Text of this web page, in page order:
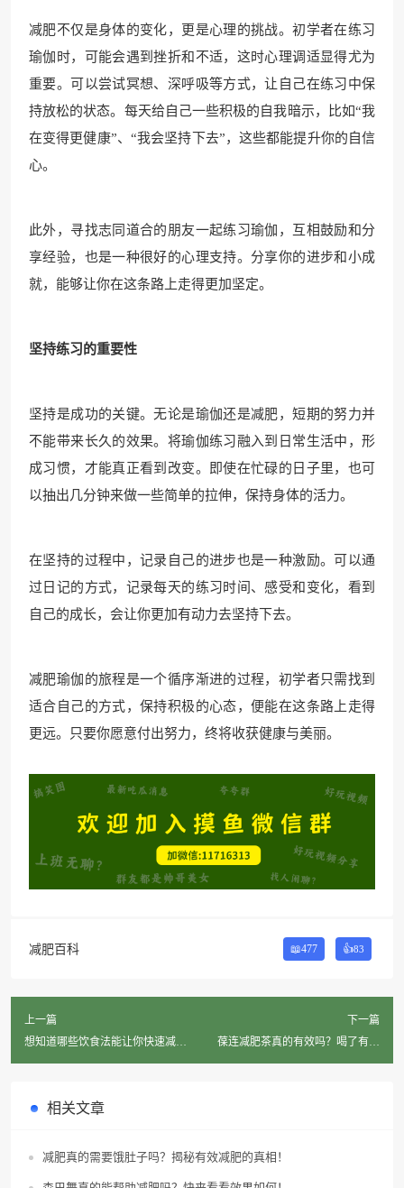
减肥不仅是身体的变化，更是心理的挑战。初学者在练习
瑜伽时，可能会遇到挫折和不适，这时心理调适显得尤为
重要。可以尝试冥想、深呼吸等方式，让自己在练习中保
持放松的状态。每天给自己一些积极的自我暗示，比如“我
在变得更健康”、“我会坚持下去”，这些都能提升你的自信
心。
此外，寻找志同道合的朋友一起练习瑜伽，互相鼓励和分
享经验，也是一种很好的心理支持。分享你的进步和小成
就，能够让你在这条路上走得更加坚定。
坚持练习的重要性
坚持是成功的关键。无论是瑜伽还是减肥，短期的努力并
不能带来长久的效果。将瑜伽练习融入到日常生活中，形
成习惯，才能真正看到改变。即使在忙碌的日子里，也可
以抽出几分钟来做一些简单的拉伸，保持身体的活力。
在坚持的过程中，记录自己的进步也是一种激励。可以通
过日记的方式，记录每天的练习时间、感受和变化，看到
自己的成长，会让你更加有动力去坚持下去。
减肥瑜伽的旅程是一个循序渐进的过程，初学者只需找到
适合自己的方式，保持积极的心态，便能在这条路上走得
更远。只要你愿意付出努力，终将收获健康与美丽。
减肥百科 📖477 👍83
上一篇
想知道哪些饮食法能让你快速减肥
下一篇
葆连减肥茶真的有效吗？喝了有什
相关文章
减肥真的需要饿肚子吗？揭秘有效减肥的真相！